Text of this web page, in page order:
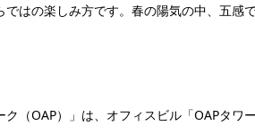
はの楽しみ方です。春の陽気の中、五感
（OAP）」は、オフィスビル「OAPタ